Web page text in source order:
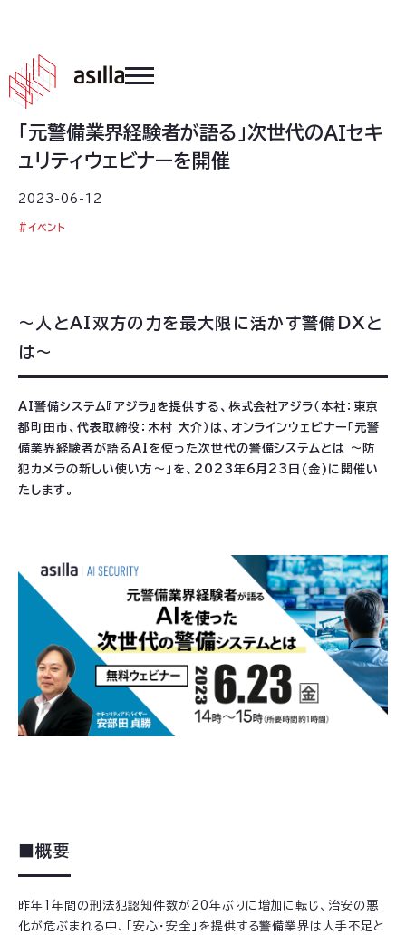
2023 .
「元警備業界経験者が語る」次世代のAIセキ
ュリティウェビナーを開催
2023-06-12
#イベント
～人とAI双方の力を最大限に活かす警備DXと
は～
AI警備システム『アジラ』を提供する、株式会社アジラ（本社：東京
都町田市、代表取締役：木村 大介）は、オンラインウェビナー「元警
備業界経験者が語るAIを使った次世代の警備システムとは ～防
犯カメラの新しい使い方～」を、2023年6月23日(金)に開催い
たします。
■概要
昨年1年間の刑法犯認知件数が20年ぶりに増加に転じ、治安の悪
化が危ぶまれる中、「安心・安全」を提供する警備業界は人手不足と